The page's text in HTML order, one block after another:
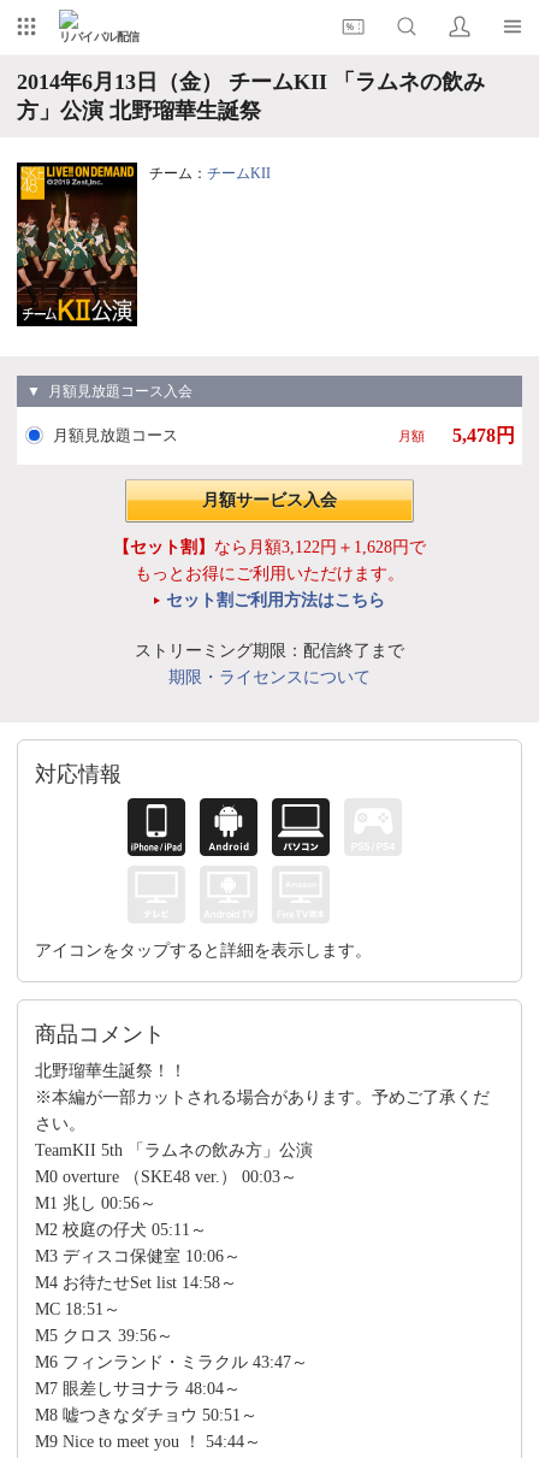
リバイバル配信
2014年6月13日（金） チームKII 「ラムネの飲み
方」公演 北野瑠華生誕祭
チーム： チームKII
▼ 月額見放題コース入会
月額見放題コース 月額 5,478円
月額サービス入会
【セット割】 なら月額3,122円＋1,628円で
もっとお得にご利用いただけます。
セット割ご利用方法はこちら
ストリーミング期限：配信終了まで
期限・ライセンスについて
対応情報
アイコンをタップすると詳細を表示します。
商品コメント
北野瑠華生誕祭！！
※本編が一部カットされる場合があります。予めご了承くだ
さい。
TeamKII 5th 「ラムネの飲み方」公演
M0 overture （SKE48 ver.） 00:03～
M1 兆し 00:56～
M2 校庭の仔犬 05:11～
M3 ディスコ保健室 10:06～
M4 お待たせSet list 14:58～
MC 18:51～
M5 クロス 39:56～
M6 フィンランド・ミラクル 43:47～
M7 眼差しサヨナラ 48:04～
M8 嘘つきなダチョウ 50:51～
M9 Nice to meet you ！ 54:44～